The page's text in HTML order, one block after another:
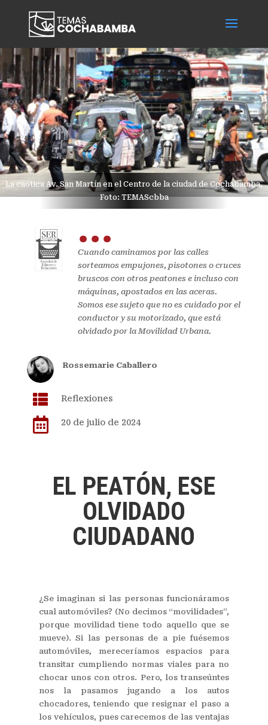
La caótica Av. San Martín en el Centro de la ciudad de Cochabamba,
Foto: TEMAScbba
...
Cuando caminamos por las calles
sorteamos empujones, pisotones o cruces
bruscos con otros peatones e incluso con
máquinas, apostados en las aceras.
Somos ese sujeto que no es cuidado por el
conductor y su motorizado, que está
olvidado por la Movilidad Urbana.
Rossemarie Caballero
 Reflexiones
 20 de julio de 2024
EL PEATÓN, ESE
OLVIDADO
CIUDADANO
¿Se imaginan si las personas funcionáramos
cual automóviles? (No decimos “movilidades”,
porque movilidad tiene todo aquello que se
mueve). Si las personas de a pie fuésemos
automóviles, mereceríamos espacios para
transitar cumpliendo normas viales para no
chocar unos con otros. Pero, los transeúntes
nos la pasamos jugando a los autos
chocadores, teniendo que resignar el paso a
los vehículos, pues carecemos de las ventajas